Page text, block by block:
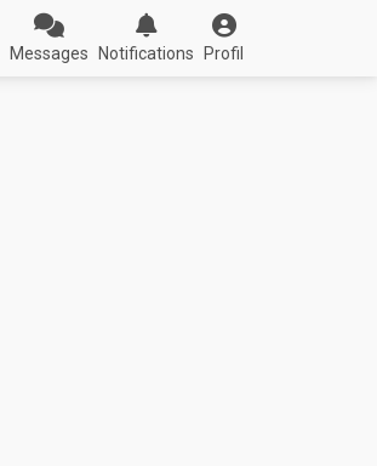
Messages Notifications Profil